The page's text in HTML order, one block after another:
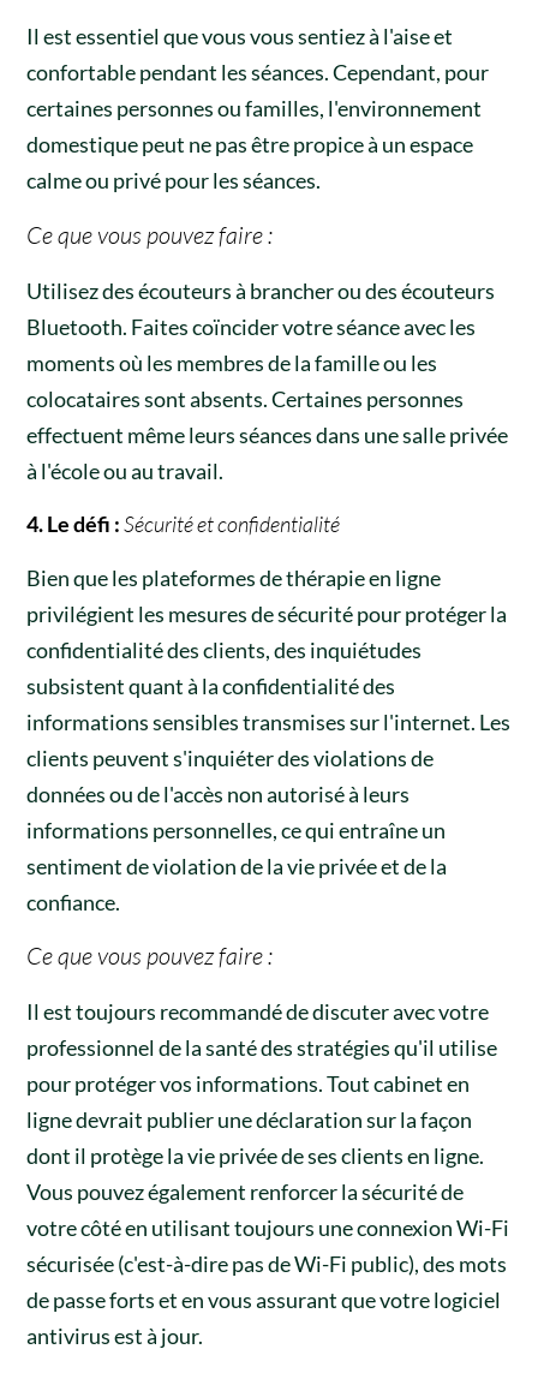
Il est essentiel que vous vous sentiez à l'aise et
confortable pendant les séances. Cependant, pour
certaines personnes ou familles, l'environnement
domestique peut ne pas être propice à un espace
calme ou privé pour les séances.
Ce que vous pouvez faire :
Utilisez des écouteurs à brancher ou des écouteurs
Bluetooth. Faites coïncider votre séance avec les
moments où les membres de la famille ou les
colocataires sont absents. Certaines personnes
effectuent même leurs séances dans une salle privée
à l'école ou au travail.
4. Le défi :Sécurité et confidentialité
Bien que les plateformes de thérapie en ligne
privilégient les mesures de sécurité pour protéger la
confidentialité des clients, des inquiétudes
subsistent quant à la confidentialité des
informations sensibles transmises sur l'internet. Les
clients peuvent s'inquiéter des violations de
données ou de l'accès non autorisé à leurs
informations personnelles, ce qui entraîne un
sentiment de violation de la vie privée et de la
confiance.
Ce que vous pouvez faire :
Il est toujours recommandé de discuter avec votre
professionnel de la santé des stratégies qu'il utilise
pour protéger vos informations. Tout cabinet en
ligne devrait publier une déclaration sur la façon
dont il protège la vie privée de ses clients en ligne.
Vous pouvez également renforcer la sécurité de
votre côté en utilisant toujours une connexion Wi-Fi
sécurisée (c'est-à-dire pas de Wi-Fi public), des mots
de passe forts et en vous assurant que votre logiciel
antivirus est à jour.